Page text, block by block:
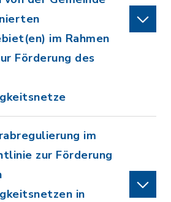
im Rahmen
Förderung des
im
zur Förderung
in